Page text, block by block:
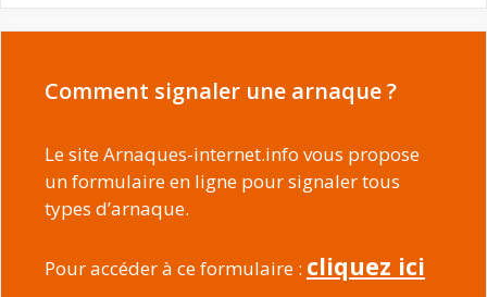
Comment signaler une arnaque ?
Le site Arnaques-internet.info vous propose
un formulaire en ligne pour signaler tous
types d’arnaque.
Pour accéder à ce formulaire : cliquez ici